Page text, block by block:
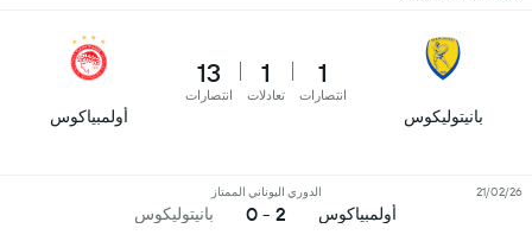
بانيتوليكوس
1
انتصارات
1
تعادلات
13
انتصارات
أولمبياكوس
أولمبياكوس
الدوري اليوناني الممتاز
2 - 0 بانيتوليكوس
21/02/26